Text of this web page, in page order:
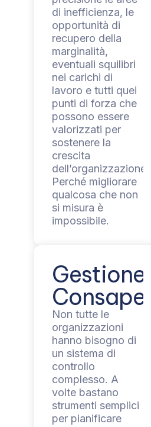
di inefficienza, le
opportunità di
recupero della
marginalità,
eventuali squilibri
nei carichi di
lavoro e tutti quei
punti di forza che
possono essere
valorizzati per
sostenere la
crescita
dell’organizzazione.
Perché migliorare
qualcosa che non
si misura è
impossibile.
Gestione
Non tutte le
organizzazioni
hanno bisogno di
un sistema di
controllo
complesso. A
volte bastano
strumenti semplici
per pianificare